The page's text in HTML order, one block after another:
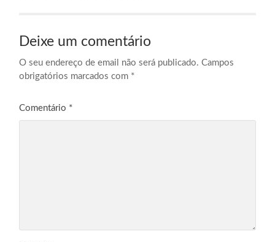
Deixe um comentário
O seu endereço de email não será publicado. Campos
obrigatórios marcados com *
Comentário *